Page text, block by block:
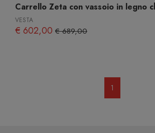
Carrello Zeta con vassoio in legno
VESTA
€ 602,00 € 689,00
1